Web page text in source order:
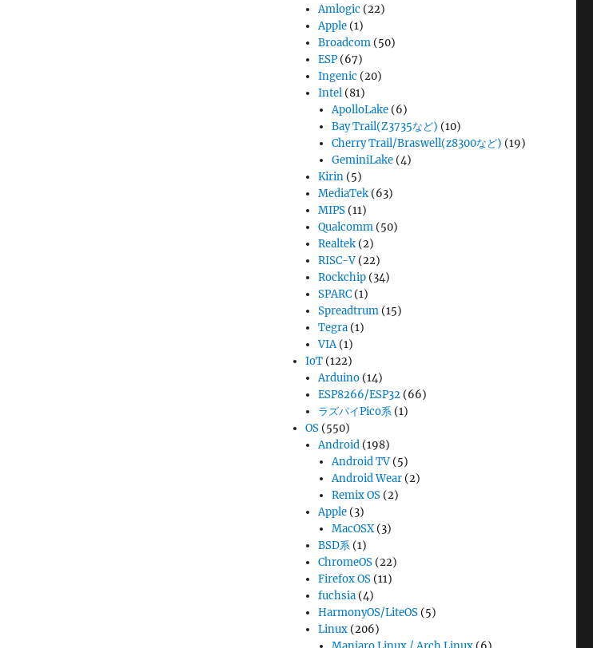
Amlogic (22)
Apple (1)
Broadcom (50)
ESP (67)
Ingenic (20)
Intel (81)
ApolloLake(6)
Bay Trail(Z3735など) (10)
Cherry Trail/Braswell(z8300など) (19)
GeminiLake(4)
Kirin (5)
MediaTek (63)
MIPS (11)
Qualcomm (50)
Realtek (2)
RISC-V (22)
Rockchip (34)
SPARC (1)
Spreadtrum (15)
Tegra (1)
VIA(1)
IoT (122)
Arduino (14)
ESP8266/ESP32 (66)
ラズパイPico系 (1)
OS (550)
Android (198)
Android TV(5)
Android Wear(2)
Remix OS(2)
Apple (3)
MacOSX(3)
BSD系 (1)
ChromeOS (22)
Firefox OS (11)
fuchsia (4)
HarmonyOS/LiteOS (5)
Linux (206)